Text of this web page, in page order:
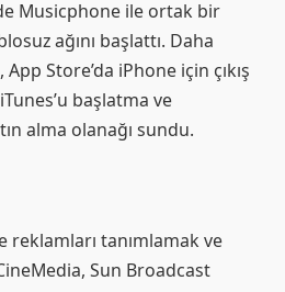
Musicphone ile ortak bir
ağını başlattı. Daha
Store’da iPhone için çıkış
başlatma ve
alma olanağı sundu.
reklamları tanımlamak ve
Sun Broadcast